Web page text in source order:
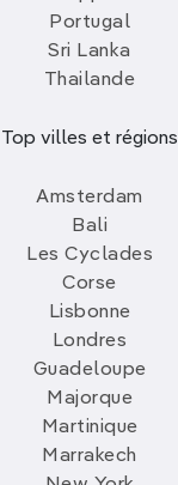
Portugal
Sri Lanka
Thailande
Top villes et régions
Amsterdam
Bali
Les Cyclades
Corse
Lisbonne
Londres
Guadeloupe
Majorque
Martinique
Marrakech